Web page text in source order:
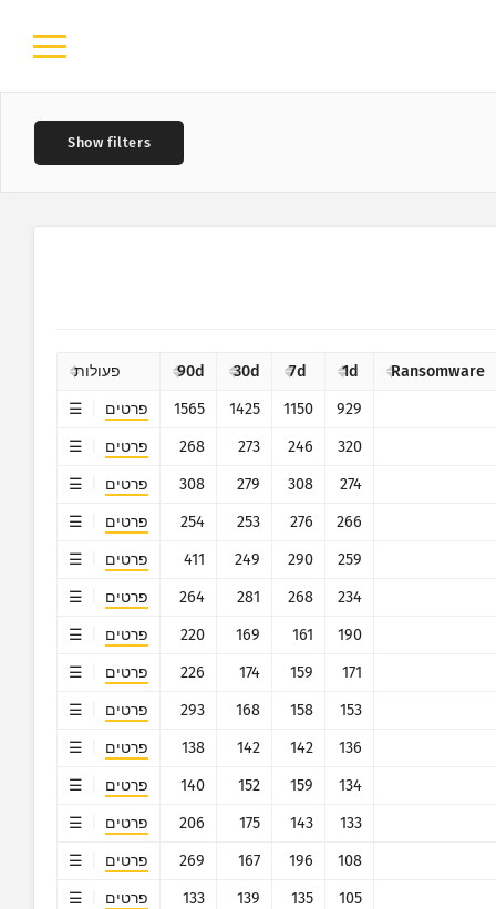
?
איפוס
סטטיסטיקת טביעות אצבע של מכשירי IoT וסטטיסטיקת מתקפות מלכודת דבש מומנו
Ransomware
1d
7d
30d
90d
פעולות
929
1150
1425
1565
פרטים
320
246
273
268
פרטים
274
308
279
308
פרטים
266
276
253
254
פרטים
259
290
249
411
פרטים
234
268
281
264
פרטים
190
161
169
220
פרטים
171
159
174
226
פרטים
153
158
168
293
פרטים
136
142
142
138
פרטים
134
159
152
140
פרטים
133
143
175
206
פרטים
108
196
167
269
פרטים
105
135
139
133
פרטים